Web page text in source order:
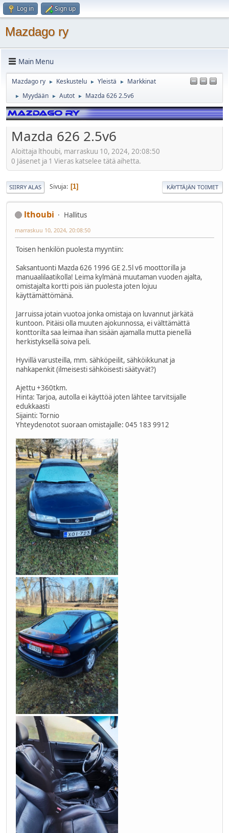
Log in Sign up
Mazdago ry
Main Menu
Mazdago ry ► Keskustelu ► Yleistä ► Markkinat
► Myydään ► Autot ► Mazda 626 2.5v6
Mazda 626 2.5v6
Aloittaja lthoubi, marraskuu 10, 2024, 20:08:50
0 Jäsenet ja 1 Vieras katselee tätä aihetta.
SIIRRY ALAS Sivuja 1 KÄYTTÄJÄN TOIMET
lthoubi Hallitus
marraskuu 10, 2024, 20:08:50
Toisen henkilön puolesta myyntiin:
Saksantuonti Mazda 626 1996 GE 2.5l v6 moottorilla ja
manuaalilaatikolla! Leima kylmänä muutaman vuoden ajalta,
omistajalta kortti pois iän puolesta joten lojuu
käyttämättömänä.
Jarruissa jotain vuotoa jonka omistaja on luvannut järkätä
kuntoon. Pitäisi olla muuten ajokunnossa, ei välttämättä
konttorilta saa leimaa ihan sisään ajamalla mutta pienellä
herkistyksellä soiva peli.
Hyvillä varusteilla, mm. sähköpeilit, sähköikkunat ja
nahkapenkit (ilmeisesti sähköisesti säätyvät?)
Ajettu +360tkm.
Hinta: Tarjoa, autolla ei käyttöä joten lähtee tarvitsijalle
edukkaasti
Sijainti: Tornio
Yhteydenotot suoraan omistajalle: 045 183 9912